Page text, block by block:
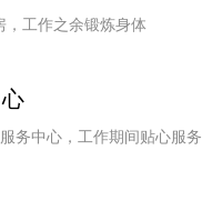
，工作之余锻炼身体
务中心，工作期间贴心服务